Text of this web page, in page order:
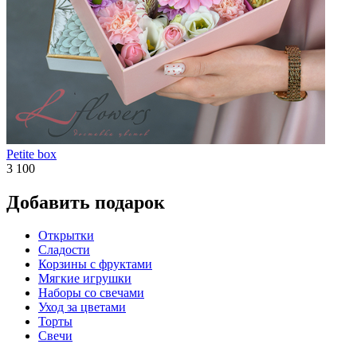
Petite box
3 100
Добавить подарок
Открытки
Сладости
Корзины с фруктами
Мягкие игрушки
Наборы со свечами
Уход за цветами
Торты
Свечи